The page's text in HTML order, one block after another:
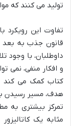
تولید می کنند که
تفاوت این
قانون جذب به بعد
داوطلبان، با وجود
و افکار منفی، نمی
کتاب کمک می کند
هدف، مسیر رسیدن
تمرکز بیشتری به
مثابه یک